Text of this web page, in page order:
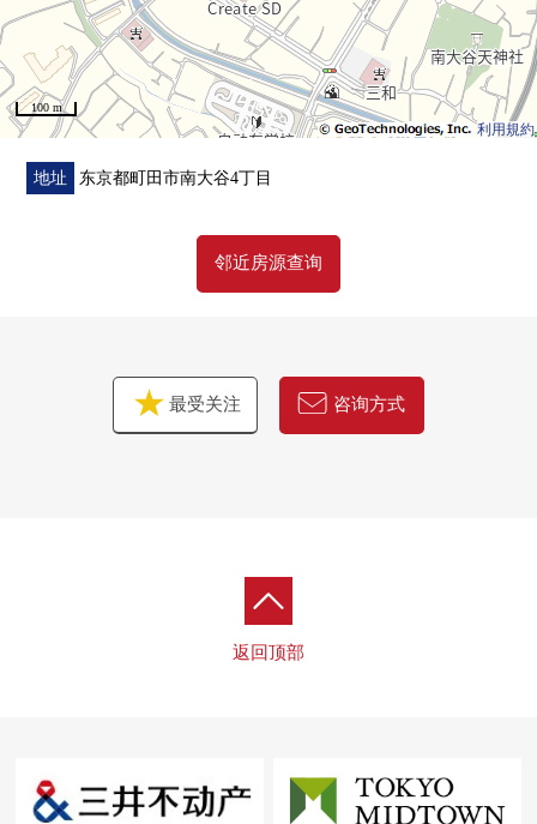
利用規約
100 m
地址 东京都町田市南大谷4丁目
邻近房源查询
最受关注 咨询方式
返回顶部